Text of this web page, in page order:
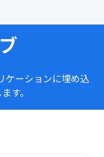
ケーションに埋め込
す。